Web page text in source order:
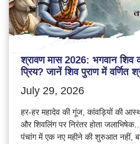
श्रावण मास 2026: भगवान शिव
प्रिय? जानें शिव पुराण में वर्णित
July 29, 2026
हर-हर महादेव की गूंज, कांवड़ियों की
और शिवलिंग पर निरंतर होता
पंचांग में एक नए महीने की शुरुआत नहीं,